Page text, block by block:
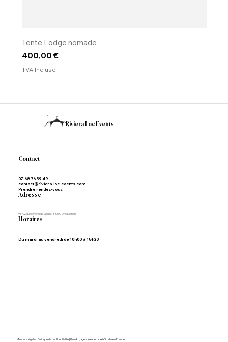
Tente Lodge nomade
Prix
400,00 €
TVA Incluse TVA
Riviera Loc Events
Contact
07 68 76 59 49
contact@riviera-loc-events.com
Prendre rendez-vous
Adresse
93 Av. du Général de Gaulle, 83300 Draguignan
Horaires
Du mardi au vendredi de 10h00 à 18h30
Mentions légales | Politique de confidentialité |Himaku, agence experte Wix Studio en France